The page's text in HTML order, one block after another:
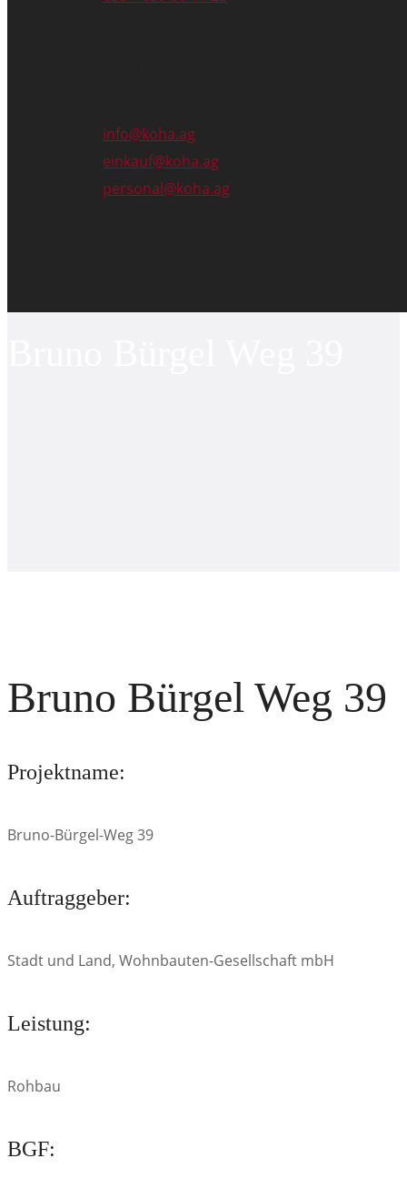
info@koha.ag
einkauf@koha.ag
personal@koha.ag
Bruno Bürgel Weg 39
Projektname:
Bruno-Bürgel-Weg 39
Auftraggeber:
Stadt und Land, Wohnbauten-Gesellschaft mbH
Leistung:
Rohbau
BGF: